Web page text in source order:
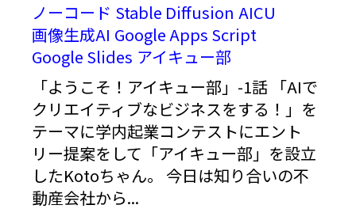
ノーコード Stable Diffusion AICU
画像生成AI Google Apps Script
Google Slides アイキュー部
「ようこそ！アイキュー部」-1話 「AIで
クリエイティブなビジネスをする！」を
テーマに学内起業コンテストにエント
リー提案をして「アイキュー部」を設立
したKotoちゃん。 今日は知り合いの不
動産会社から...